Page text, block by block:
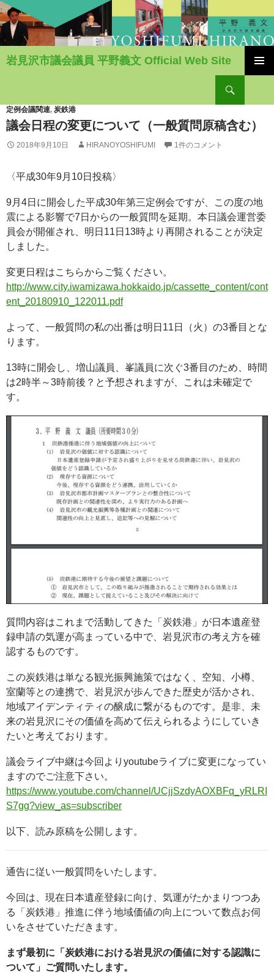
岩見沢市議会議員 平野義文 Official Web Site
ン
ツ
へ
移
定例会議関連, 炭鉄港
議会日程の変更について（一般質問原稿含む）
2018年9月10日 HIRANOYOSHIFUMI 1件のコメント
〈平成30年9月10日投稿〉
9月4日に開会した平成30年第三定例会ですが、この度の地
震による影響で7日からの一般質問を延期。本日議会運営委
員会が開催され、明日11日13時より再開されることが決定
しました。
変更日程はこちらからご覧ください。
http://www.city.iwamizawa.hokkaido.jp/cassette_content/cont
ent_20180910_122011.pdf
よって、一般質問の私の出番は明日11日（火）の3番目とな
ります。
13時に開会し、増山議員、峯議員に次ぐ3番目のため、時間
は2時半～3時前後？と予想されますが、これは未確定で
す。
質問内容はこれまで活動してきた「炭鉄港」が日本遺産登
録申請の気運が高まっている中で、岩見沢市の考え方を確
認するものです。
この炭鉄港は単なる観光振興施策ではなく、空知、小樽、
室蘭等との連携で、岩見沢が歩んできた歴史が活かされ、
地域アイデンティティの醸成に繋がるものです。是非、未
来の岩見沢にその価値を高めて伝えられるようにしていき
たいと考えております。
議会ライブ中継は今回よりyoutubeライブに変更になってい
ますのでご注意下さい。
https://www.youtube.com/channel/UCjjSzdyAOXBFq_yRLRI
S7gg?view_as=subscriber
以下、読み原稿を公開します。
通告に従い一般質問をいたします。
今回は、現在日本遺産登録に向け、気運がたかまりつつあ
る「炭鉄港」推進に伴う地域価値の向上について数点お伺
いをさせていただきます。
まず最初に「炭鉄港における岩見沢の価値に対する認識に
ついて」ご質問いたします。